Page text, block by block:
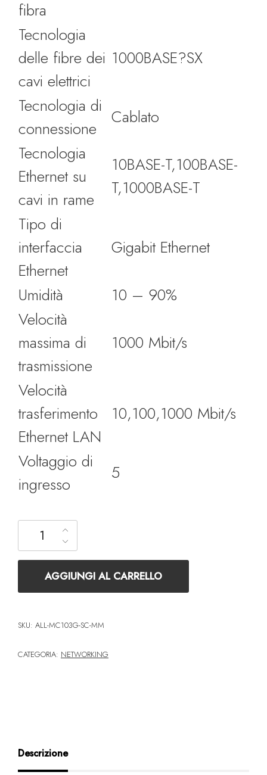
fibra
Tecnologia
delle fibre dei
cavi elettrici
1000BASE?SX
Tecnologia di
connessione
Cablato
Tecnologia
Ethernet su
cavi in rame
10BASE-T,100BASE-
T,1000BASE-T
Tipo di
interfaccia
Ethernet
Gigabit Ethernet
Umidità
10 – 90%
Velocità
massima di
trasmissione
1000 Mbit/s
Velocità
trasferimento
Ethernet LAN
10,100,1000 Mbit/s
Voltaggio di
ingresso
5
Allnet ALL MC103G SC MM - Mediaconverter 1000BaseTX/
AGGIUNGI AL CARRELLO
SKU: ALL-MC103G-SC-MM
CATEGORIA: NETWORKING
Descrizione